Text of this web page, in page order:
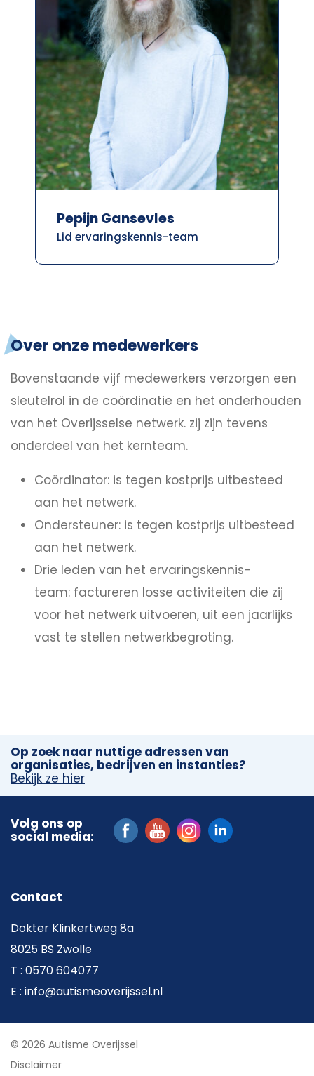
Pepijn Gansevles
Lid ervaringskennis-team
Over onze medewerkers
Bovenstaande vijf medewerkers verzorgen een
sleutelrol in de coördinatie en het onderhouden
van het Overijsselse netwerk. zij zijn tevens
onderdeel van het kernteam.
Coördinator: is tegen kostprijs uitbesteed
aan het netwerk.
Ondersteuner: is tegen kostprijs uitbesteed
aan het netwerk.
Drie leden van het ervaringskennis-
team: factureren losse activiteiten die zij
voor het netwerk uitvoeren, uit een jaarlijks
vast te stellen netwerkbegroting.
Op zoek naar nuttige adressen van
organisaties, bedrijven en instanties?
Bekijk ze hier
Volg ons op
social media:
Contact
Dokter Klinkertweg 8a
8025 BS Zwolle
T : 0570 604077
E : info@autismeoverijssel.nl
© 2026 Autisme Overijssel
Disclaimer